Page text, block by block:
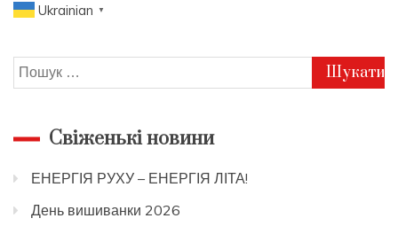
Ukrainian ▼
Пошук:
Свіженькі новини
ЕНЕРГІЯ РУХУ – ЕНЕРГІЯ ЛІТА!
День вишиванки 2026